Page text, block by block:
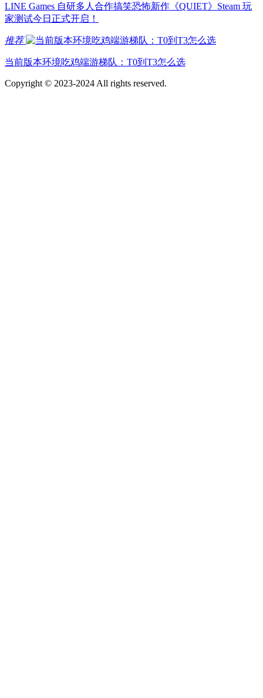
LINE Games 自研多人合作搞笑恐怖新作《QUIET》Steam 玩
家测试今日正式开启！
推荐
当前版本环境吃鸡端游梯队：T0到T3怎么选
Copyright © 2023-2024 All rights reserved.